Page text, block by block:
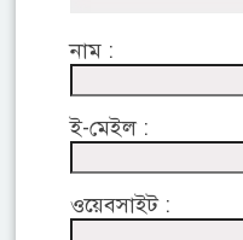
নাম :
ই-মেইল :
ওয়েবসাইট :